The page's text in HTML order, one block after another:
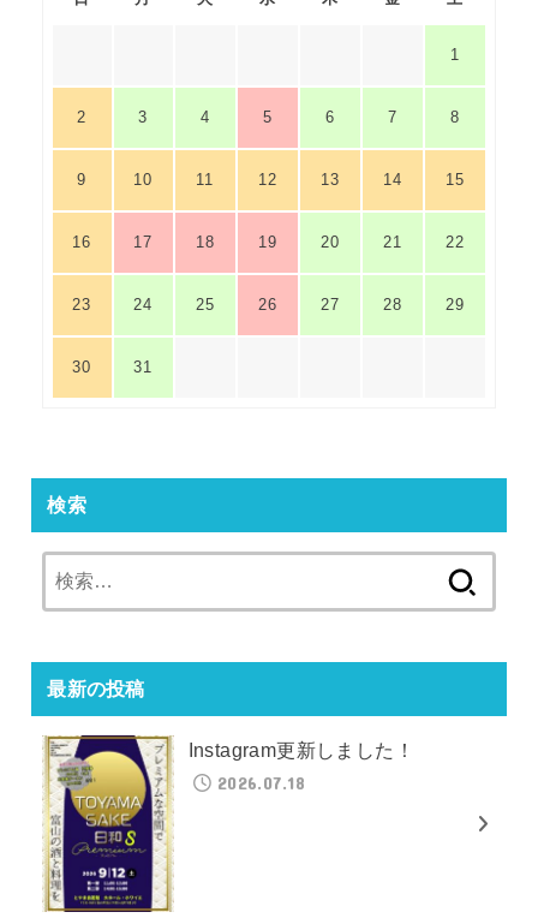
1
2 3 4 5 6 7 8
9 10 11 12 13 14 15
16 17 18 19 20 21 22
23 24 25 26 27 28 29
30 31
検索
索:
最新の投稿
Instagram更新しました！
2026.07.18